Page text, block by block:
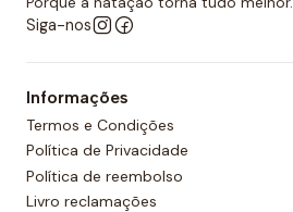
Siga-nos
Informações
Termos e Condições
Política de Privacidade
Política de reembolso
Livro reclamações